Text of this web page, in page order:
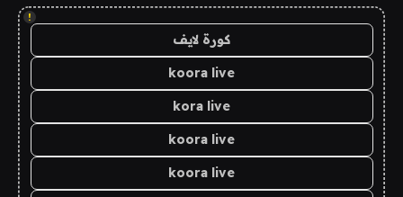
!
كورة لايف
koora live
kora live
koora live
koora live